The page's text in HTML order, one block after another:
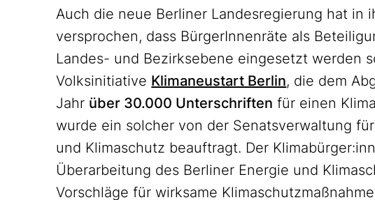
Auch die neue Berliner Landesregierung hat in
versprochen, dass BürgerInnenräte als
Landes- und Bezirksebene eingesetzt werden
Volksinitiative Klimaneustart Berlin, die dem
Jahr über 30.000 Unterschriften für einen
wurde ein solcher von der Senatsverwaltung
und Klimaschutz beauftragt. Der
Überarbeitung des Berliner Energie und
Vorschläge für wirksame